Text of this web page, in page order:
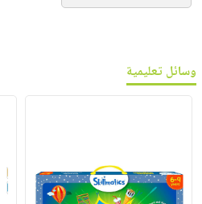
وسائل تعليمية